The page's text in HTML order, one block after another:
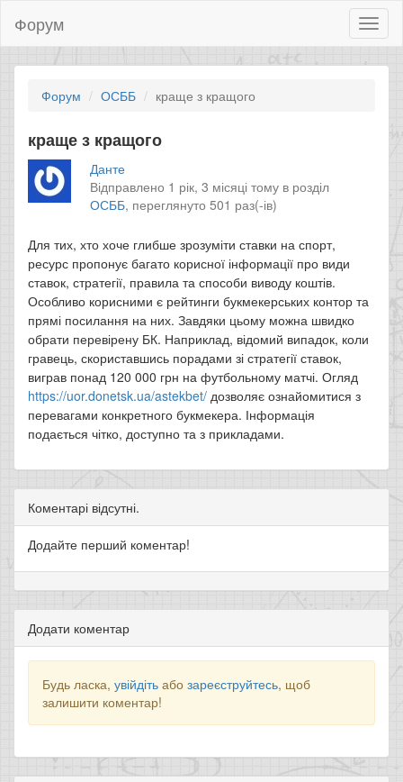
Форум
Форум ОСББ краще з кращого
краще з кращого
Данте
Відправлено 1 рік, 3 місяці тому в розділ
ОСББ, переглянуто 501 раз(-ів)
Для тих, хто хоче глибше зрозуміти ставки на спорт,
ресурс пропонує багато корисної інформації про види
ставок, стратегії, правила та способи виводу коштів.
Особливо корисними є рейтинги букмекерських контор та
прямі посилання на них. Завдяки цьому можна швидко
обрати перевірену БК. Наприклад, відомий випадок, коли
гравець, скориставшись порадами зі стратегії ставок,
виграв понад 120 000 грн на футбольному матчі. Огляд
https://uor.donetsk.ua/astekbet/ дозволяє ознайомитися з
перевагами конкретного букмекера. Інформація
подається чітко, доступно та з прикладами.
Коментарі відсутні.
Додайте перший коментар!
Додати коментар
Будь ласка, увійдіть або зареєструйтесь, щоб
залишити коментар!